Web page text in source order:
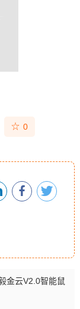
☆ 0
金云V2.0智能鼠